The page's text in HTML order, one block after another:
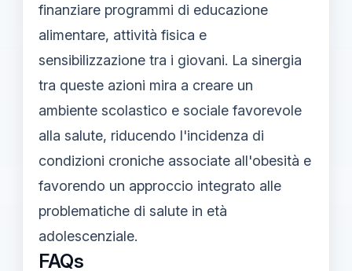
finanziare programmi di educazione
alimentare, attività fisica e
sensibilizzazione tra i giovani. La sinergia
tra queste azioni mira a creare un
ambiente scolastico e sociale favorevole
alla salute, riducendo l'incidenza di
condizioni croniche associate all'obesità e
favorendo un approccio integrato alle
problematiche di salute in età
adolescenziale.
FAQs